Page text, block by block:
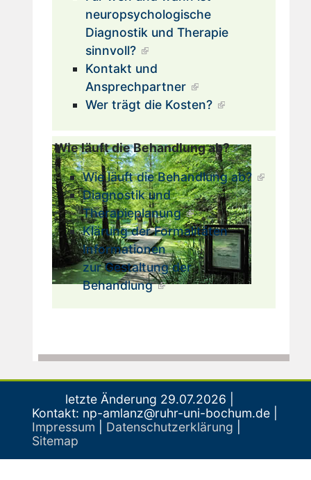
neuropsychologische
Diagnostik und Therapie
sinnvoll?
Kontakt und
Ansprechpartner
Wer trägt die Kosten?
Wie läuft die Behandlung ab?
Wie läuft die Behandlung ab?
Diagnostik und
Therapieplanung
Klärung der Formalitäten
Informationen
zur Gestaltung der
Behandlung
letzte Änderung 29.07.2026
Kontakt: np-amlanz@ruhr-uni-bochum.de |
Impressum
Datenschutzerklärung
Sitemap